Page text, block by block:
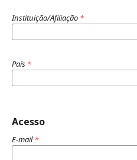
Instituição/Afiliação *
País *
Acesso
E-mail*